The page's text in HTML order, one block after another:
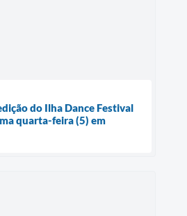
do Ilha Dance Festival
quarta-feira (5) em